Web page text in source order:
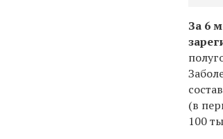
За 6
(в
100